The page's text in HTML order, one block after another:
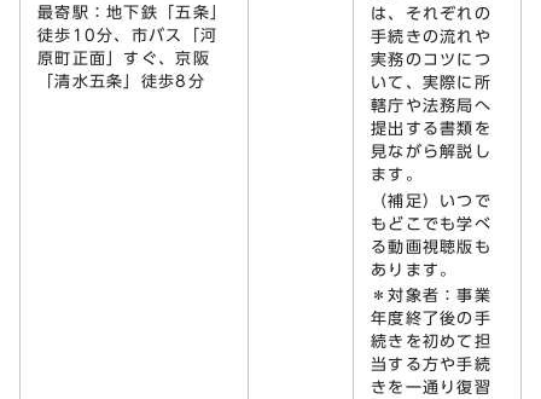
最寄駅：地下鉄「五条」
徒歩10分、市バス「河
原町正面」すぐ、京阪
「清水五条」徒歩8分
は、それぞれの
手続きの流れや
実務のコツにつ
いて、実際に所
轄庁や法務局へ
提出する書類を
見ながら解説し
ます。
（補足）いつで
もどこでも学べ
る動画視聴版も
あります。
＊対象者：事業
年度終了後の手
続きを初めて担
当する方や手続
きを一通り復習